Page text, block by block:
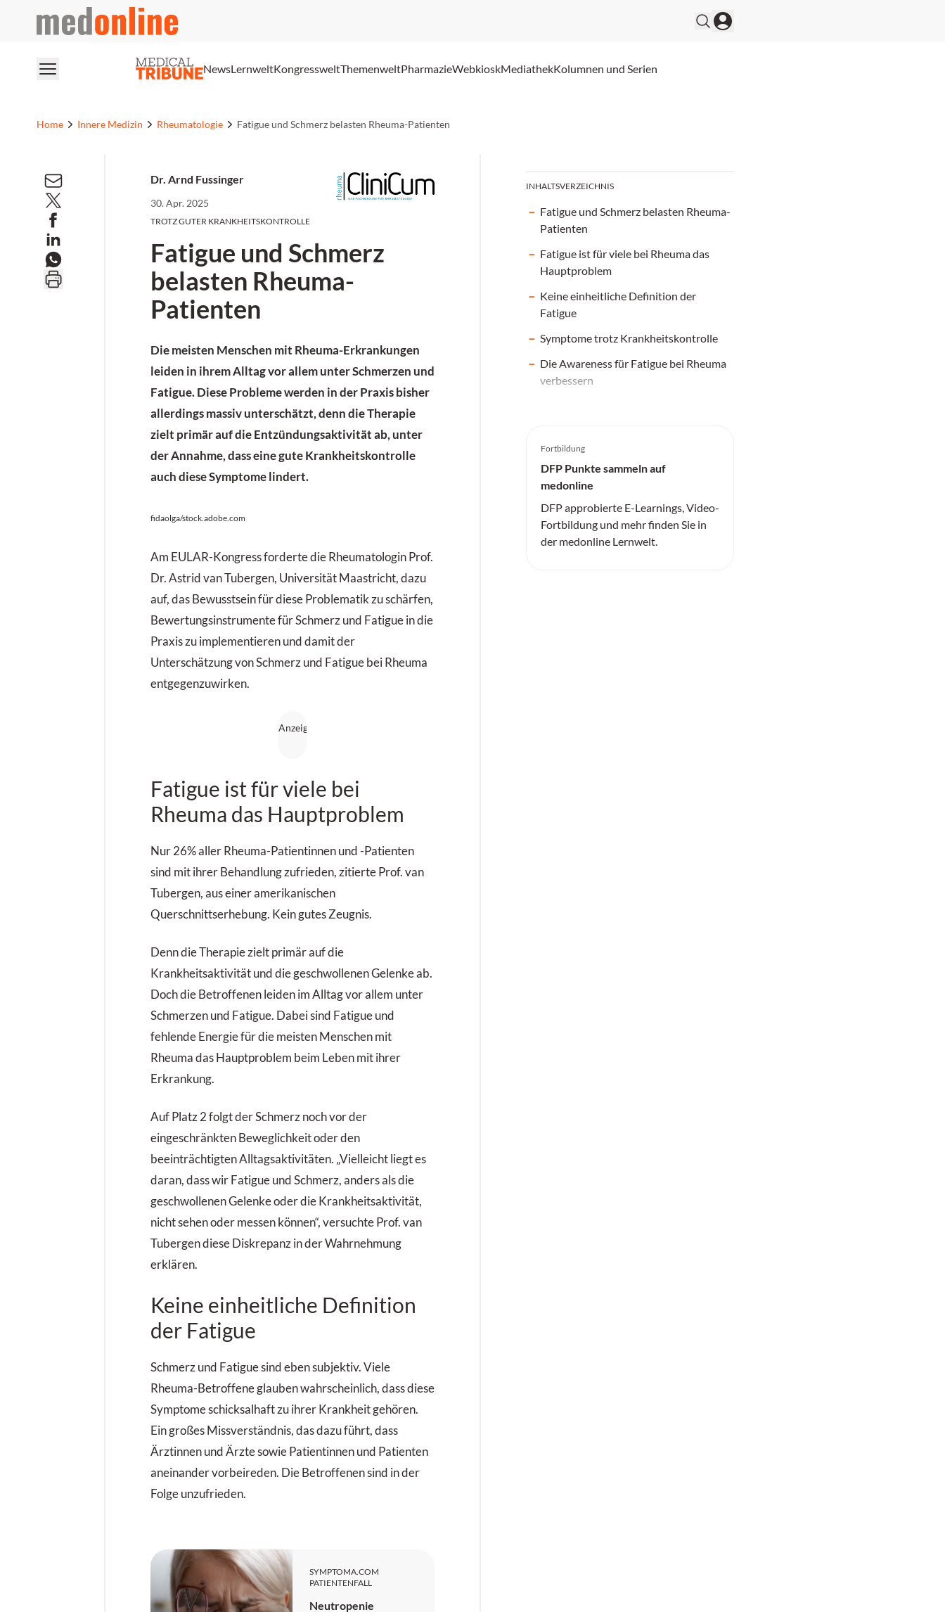
medonline
NewsLernweltKongressweltThemenweltPharmazieWebkioskMediathekKolumnen und Serien
Home Innere Medizin Rheumatologie Fatigue und Schmerz belasten Rheuma-Patienten
Dr. Arnd Fussinger
30. Apr. 2025
TROTZ GUTER KRANKHEITSKONTROLLE
Fatigue und Schmerz
belasten Rheuma-
Patienten
Die meisten Menschen mit Rheuma-Erkrankungen
leiden in ihrem Alltag vor allem unter Schmerzen und
Fatigue. Diese Probleme werden in der Praxis bisher
allerdings massiv unterschätzt, denn die Therapie
zielt primär auf die Entzündungsaktivität ab, unter
der Annahme, dass eine gute Krankheitskontrolle
auch diese Symptome lindert.
fidaolga/stock.adobe.com
Am EULAR-Kongress forderte die Rheumatologin Prof.
Dr. Astrid van Tubergen, Universität Maastricht, dazu
auf, das Bewusstsein für diese Problematik zu schärfen,
Bewertungsinstrumente für Schmerz und Fatigue in die
Praxis zu implementieren und damit der
Unterschätzung von Schmerz und Fatigue bei Rheuma
entgegenzuwirken.
Fatigue ist für viele bei
Rheuma das Hauptproblem
Nur 26% aller Rheuma-Patientinnen und -Patienten
sind mit ihrer Behandlung zufrieden, zitierte Prof. van
Tubergen, aus einer amerikanischen
Querschnittserhebung. Kein gutes Zeugnis.
Denn die Therapie zielt primär auf die
Krankheitsaktivität und die geschwollenen Gelenke ab.
Doch die Betroffenen leiden im Alltag vor allem unter
Schmerzen und Fatigue. Dabei sind Fatigue und
fehlende Energie für die meisten Menschen mit
Rheuma das Hauptproblem beim Leben mit ihrer
Erkrankung.
Auf Platz 2 folgt der Schmerz noch vor der
eingeschränkten Beweglichkeit oder den
beeinträchtigten Alltagsaktivitäten. „Vielleicht liegt es
daran, dass wir Fatigue und Schmerz, anders als die
geschwollenen Gelenke oder die Krankheitsaktivität,
nicht sehen oder messen können“, versuchte Prof. van
Tubergen diese Diskrepanz in der Wahrnehmung
erklären.
Keine einheitliche Definition
der Fatigue
Schmerz und Fatigue sind eben subjektiv. Viele
Rheuma-Betroffene glauben wahrscheinlich, dass diese
Symptome schicksalhaft zu ihrer Krankheit gehören.
Ein großes Missverständnis, das dazu führt, dass
Ärztinnen und Ärzte sowie Patientinnen und Patienten
aneinander vorbeireden. Die Betroffenen sind in der
Folge unzufrieden.
SYMPTOMA.COM
PATIENTENFALL
Neutropenie
INHALTSVERZEICHNIS
Fatigue und Schmerz belasten Rheuma-
Patienten
Fatigue ist für viele bei Rheuma das
Hauptproblem
Keine einheitliche Definition der
Fatigue
Symptome trotz Krankheitskontrolle
Die Awareness für Fatigue bei Rheuma
verbessern
Fortbildung
DFP Punkte sammeln auf
medonline
DFP approbierte E-Learnings, Video-
Fortbildung und mehr finden Sie in
der medonline Lernwelt.